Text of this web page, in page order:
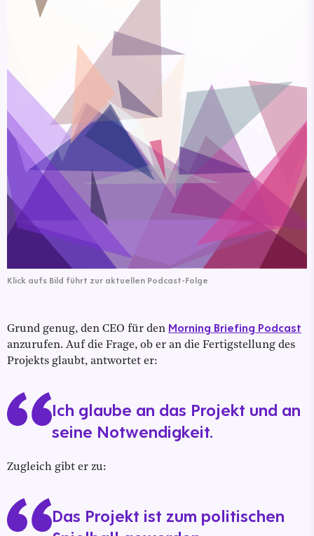
Klick aufs Bild führt zur aktuellen Podcast-Folge
Grund genug, den CEO für den Morning Briefing Podcast
anzurufen. Auf die Frage, ob er an die Fertigstellung des
Projekts glaubt, antwortet er:
Ich glaube an das Projekt und an
seine Notwendigkeit.
Zugleich gibt er zu:
Das Projekt ist zum politischen